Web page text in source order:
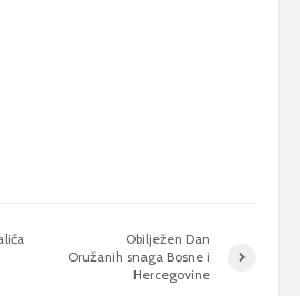
Obilježen Dan
Oružanih snaga Bosne i
Hercegovine